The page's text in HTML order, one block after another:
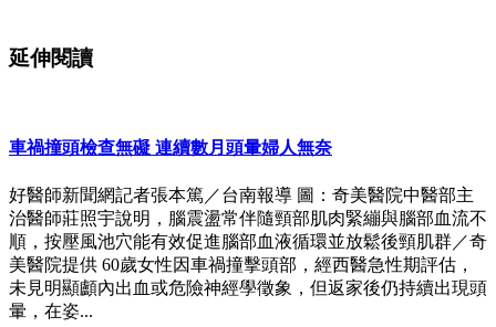
延伸閱讀
車禍撞頭檢查無礙 連續數月頭暈婦人無奈
好醫師新聞網記者張本篤／台南報導 圖：奇美醫院中醫部主
治醫師莊照宇說明，腦震盪常伴隨頸部肌肉緊繃與腦部血流不
順，按壓風池穴能有效促進腦部血液循環並放鬆後頸肌群／奇
美醫院提供 60歲女性因車禍撞擊頭部，經西醫急性期評估，
未見明顯顱內出血或危險神經學徵象，但返家後仍持續出現頭
暈，在姿...